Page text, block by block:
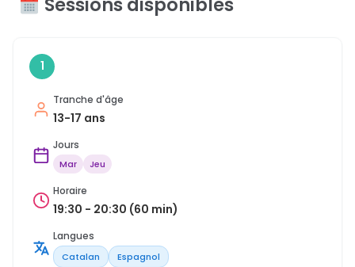
1
Tranche d'âge
13-17 ans
Jours
Mar Jeu
Horaire
19:30 - 20:30 (60 min)
Langues
Catalan Espagnol